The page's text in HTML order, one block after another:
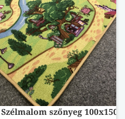
Szélmalom szőnyeg 100x150